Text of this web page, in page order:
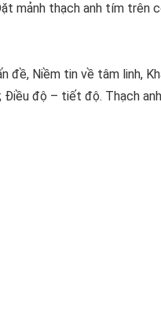
mảnh thạch anh tím trên
Niềm tin về tâm linh,
Điều độ – tiết độ. Thạch